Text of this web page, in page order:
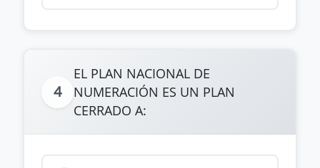
4
EL PLAN NACIONAL DE
NUMERACIÓN ES UN PLAN
CERRADO A: